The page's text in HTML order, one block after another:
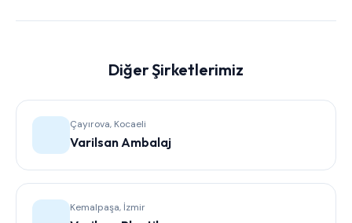
Diğer Şirketlerimiz
Çayırova, Kocaeli
Varilsan Ambalaj
Kemalpaşa, İzmir